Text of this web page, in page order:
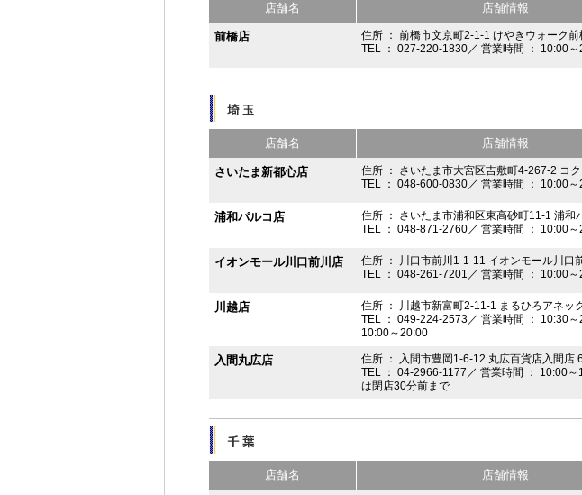
店舗名 店舗情報
前橋店
住所 ： 前橋市文京町2-1-1 けやきウォーク前
TEL ： 027-220-1830／ 営業時間 ： 10:00
店舗名 店舗情報
さいたま新都心店
住所 ： さいたま市大宮区吉敷町4-267-2 コ
TEL ： 048-600-0830／ 営業時間 ： 10:00
浦和パルコ店
住所 ： さいたま市浦和区東高砂町11-1 浦和
TEL ： 048-871-2760／ 営業時間 ： 10:00
イオンモール川口前川店
住所 ： 川口市前川1-1-11 イオンモール川口
TEL ： 048-261-7201／ 営業時間 ： 10:00
川越店
住所 ： 川越市新富町2-11-1 まるひろアネッ
TEL ： 049-224-2573／ 営業時間 ： 10:30
10:00～20:00
入間丸広店
住所 ： 入間市豊岡1-6-12 丸広百貨店入間店
TEL ： 04-2966-1177／ 営業時間 ： 10:00～
は閉店30分前まで
店舗名 店舗情報